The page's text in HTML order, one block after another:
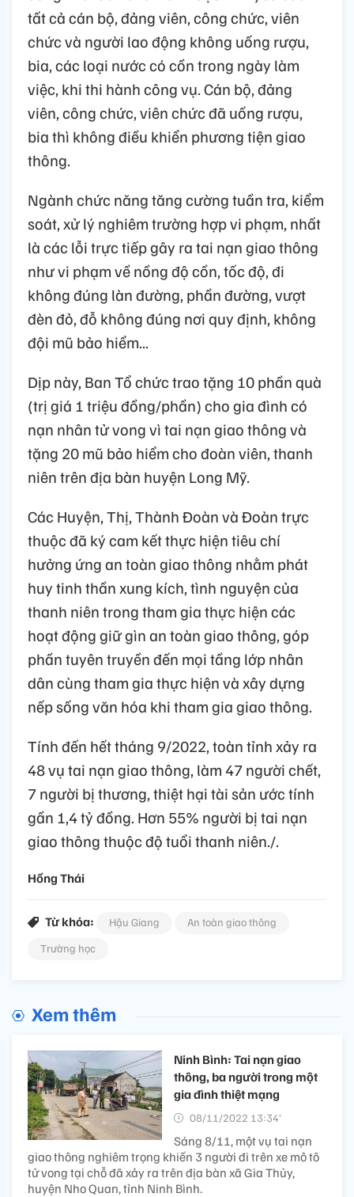
tất cả cán bộ, đảng viên, công chức, viên
chức và người lao động không uống rượu,
bia, các loại nước có cồn trong ngày làm
việc, khi thi hành công vụ. Cán bộ, đảng
viên, công chức, viên chức đã uống rượu,
bia thì không điều khiển phương tiện giao
thông.
Ngành chức năng tăng cường tuần tra, kiểm
soát, xử lý nghiêm trường hợp vi phạm, nhất
là các lỗi trực tiếp gây ra tai nạn giao thông
như vi phạm về nồng độ cồn, tốc độ, đi
không đúng làn đường, phần đường, vượt
đèn đỏ, đỗ không đúng nơi quy định, không
đội mũ bảo hiểm...
Dịp này, Ban Tổ chức trao tặng 10 phần quà
(trị giá 1 triệu đồng/phần) cho gia đình có
nạn nhân tử vong vì tai nạn giao thông và
tặng 20 mũ bảo hiểm cho đoàn viên, thanh
niên trên địa bàn huyện Long Mỹ.
Các Huyện, Thị, Thành Đoàn và Đoàn trực
thuộc đã ký cam kết thực hiện tiêu chí
hưởng ứng an toàn giao thông nhằm phát
huy tinh thần xung kích, tình nguyện của
thanh niên trong tham gia thực hiện các
hoạt động giữ gìn an toàn giao thông, góp
phần tuyên truyền đến mọi tầng lớp nhân
dân cùng tham gia thực hiện và xây dựng
nếp sống văn hóa khi tham gia giao thông.
Tính đến hết tháng 9/2022, toàn tỉnh xảy ra
48 vụ tai nạn giao thông, làm 47 người chết,
7 người bị thương, thiệt hại tài sản ước tính
gần 1,4 tỷ đồng. Hơn 55% người bị tai nạn
giao thông thuộc độ tuổi thanh niên./.
Hồng Thái
Từ khóa: Hậu Giang
An toàn giao thông
Trường học
Xem thêm
Ninh Bình: Tai nạn giao
thông, ba người trong một
gia đình thiệt mạng
08/11/2022 13:34’
Sáng 8/11, một vụ tai nạn
giao thông nghiêm trọng khiến 3 người đi trên xe mô tô
tử vong tại chỗ đã xảy ra trên địa bàn xã Gia Thủy,
huyện Nho Quan, tỉnh Ninh Bình.